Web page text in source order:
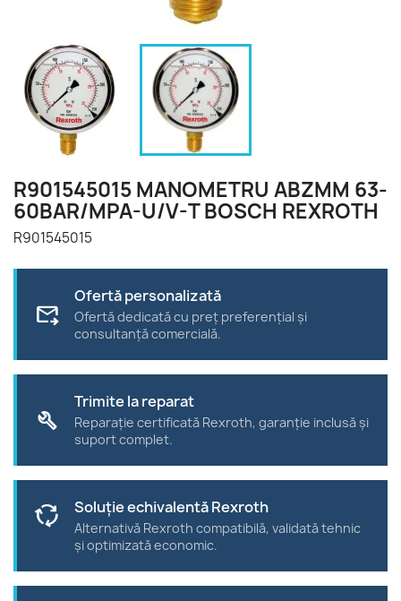
R901545015 MANOMETRU ABZMM 63-
60BAR/MPA-U/V-T BOSCH REXROTH
R901545015
forward_to_inbox
Ofertă personalizată
Ofertă dedicată cu preț preferențial și
consultanță comercială.
build
Trimite la reparat
Reparație certificată Rexroth, garanție inclusă și
suport complet.
cycle Soluție echivalentă Rexroth
Alternativă Rexroth compatibilă, validată tehnic
și optimizată economic.